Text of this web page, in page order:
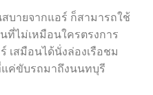
บายจากแอร์ ก็สามารถใช้
ที่ไม่เหมือนใครตรงการ
เสมือนได้นั่งล่องเรือชม
ค่ขับรถมาถึงนนทบุรี